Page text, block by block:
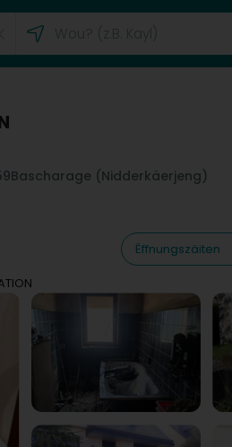
Bascharage (Nidderkäerjeng)
Ëffnungszäiten